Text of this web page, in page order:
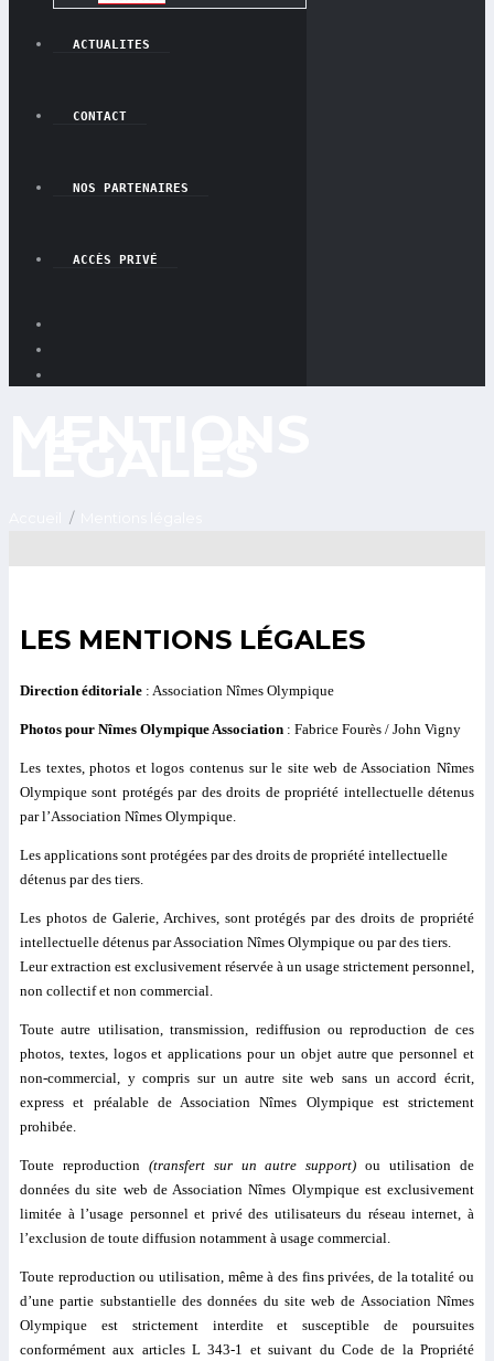
ACTUALITES
CONTACT
NOS PARTENAIRES
ACCÈS PRIVÉ
LES MENTIONS LÉGALES
Direction éditoriale : Association Nîmes Olympique
Photos pour Nîmes Olympique Association : Fabrice Fourès / John Vigny
Les textes, photos et logos contenus sur le site web de Association Nîmes
Olympique sont protégés par des droits de propriété intellectuelle détenus
par l’Association Nîmes Olympique.
Les applications sont protégées par des droits de propriété intellectuelle
détenus par des tiers.
Les photos de Galerie, Archives, sont protégés par des droits de propriété
intellectuelle détenus par Association Nîmes Olympique ou par des tiers.
Leur extraction est exclusivement réservée à un usage strictement personnel,
non collectif et non commercial.
Toute autre utilisation, transmission, rediffusion ou reproduction de ces
photos, textes, logos et applications pour un objet autre que personnel et
non-commercial, y compris sur un autre site web sans un accord écrit,
express et préalable de Association Nîmes Olympique est strictement
prohibée.
Toute reproduction (transfert sur un autre support) ou utilisation de
données du site web de Association Nîmes Olympique est exclusivement
limitée à l’usage personnel et privé des utilisateurs du réseau internet, à
l’exclusion de toute diffusion notamment à usage commercial.
Toute reproduction ou utilisation, même à des fins privées, de la totalité ou
d’une partie substantielle des données du site web de Association Nîmes
Olympique est strictement interdite et susceptible de poursuites
conformément aux articles L 343-1 et suivant du Code de la Propriété